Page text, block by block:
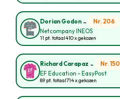
Dorian Godon - Nr. 206
Netcompany INEOS
11 pt. totaal410 x gekozen
Richard Carapaz - Nr. 150
EF Education - EasyPost
89 pt. totaal714 x gekozen